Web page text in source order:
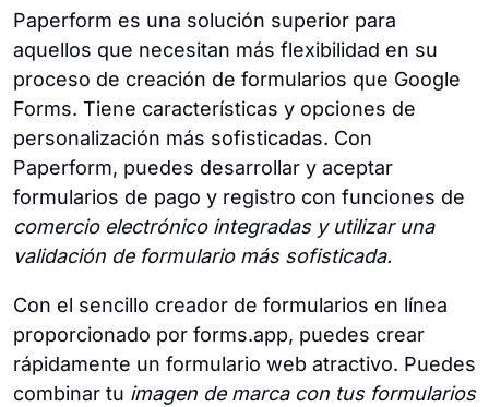
Paperform es una solución superior para
aquellos que necesitan más flexibilidad en su
proceso de creación de formularios que Google
Forms. Tiene características y opciones de
personalización más sofisticadas. Con
Paperform, puedes desarrollar y aceptar
formularios de pago y registro con funciones de
comercio electrónico integradas y utilizar una
validación de formulario más sofisticada.
Con el sencillo creador de formularios en línea
proporcionado por forms.app, puedes crear
rápidamente un formulario web atractivo. Puedes
combinar tu imagen de marca con tus formularios